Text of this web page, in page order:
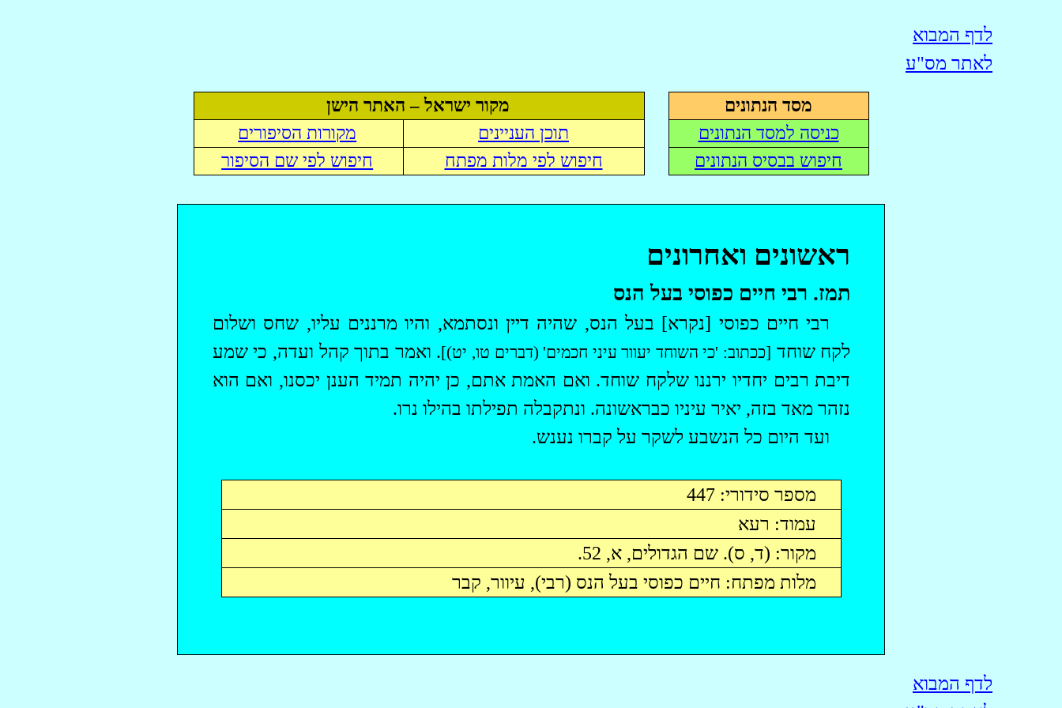
לדף המבוא
לאתר מס"ע
מסד הנתונים
מקור ישראל – האתר הישן
כניסה למסד הנתונים
תוכן העניינים
מקורות הסיפורים
חיפוש בבסיס הנתונים
חיפוש לפי מלות מפתח חיפוש לפי שם הסיפור
ראשונים ואחרונים
תמז. רבי חיים כפוסיבעל הנס
רבי חיים כפוסי [נקרא] בעל הנס, שהיה דיין ונסתמא, והיו מרננים עליו, שחס ושלום
לקח שוחד [ככתוב: 'כי השוחד יעוור עיני חכמים' (דברים טו, יט)]. ואמר בתוך קהל ועדה, כי שמע
דיבת רבים יחדיו ירננו שלקח שוחד. ואם האמת אתם, כן יהיה תמיד הענן יכסנו, ואם הוא
נזהר מאד בזה, יאיר עיניו כבראשונה. ונתקבלה תפילתו בהילונרו.
ועד היום כל הנשבע לשקר על קברו נענש.
מספר סידורי: 447
עמוד: רעא
מקור: (ד, ס). שם הגדולים, א, 52.
מלות מפתח: חיים כפוסי בעל הנס (רבי), עיוור, קבר
לדף המבוא